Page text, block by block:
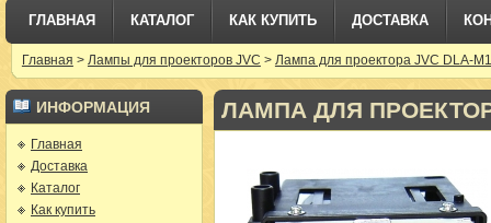
ГЛАВНАЯ КАТАЛОГ КАК КУПИТЬ ДОСТАВКА
Главная > Лампы для проекторов JVC > Лампа для проектора JVC DLA-
ИНФОРМАЦИЯ
Главная
Доставка
Каталог
Как купить
ЛАМПА ДЛЯ ПРОЕКТОРА